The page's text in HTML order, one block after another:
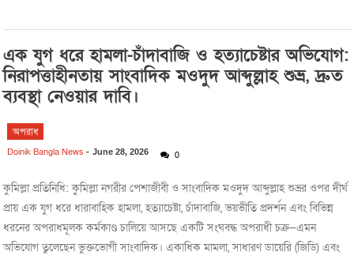
এক যুগ ধরে হামলা-চাঁদাবাজি ও হত্যাচেষ্টার অভিযোগ:
নিরাপত্তাহীনতায় সাংবাদিক মওদুদ আব্দুল্লাহ শুভ্র, দ্রুত
ব্যবস্থা নেওয়ার দাবি।
অপরাধ
Doinik Bangla News -June 28, 2026 0
কুমিল্লা প্রতিনিধি: কুমিল্লা নগরীর পেশাজীবী ও সাংবাদিক মওদুদ আব্দুল্লাহ শুভ্রর ওপর দীর্ঘ
প্রায় এক যুগ ধরে ধারাবাহিক হামলা, হত্যাচেষ্টা, চাঁদাবাজি, ভয়ভীতি প্রদর্শন এবং বিভিন্ন
ধরনের অপরাধমূলক কর্মকাণ্ড চালিয়ে আসছে একটি সংঘবদ্ধ অপরাধী চক্র—এমন
অভিযোগ তুলেছেন ভুক্তভোগী সাংবাদিক। একাধিক মামলা, সাধারণ ডায়েরি (জিডি) এবং